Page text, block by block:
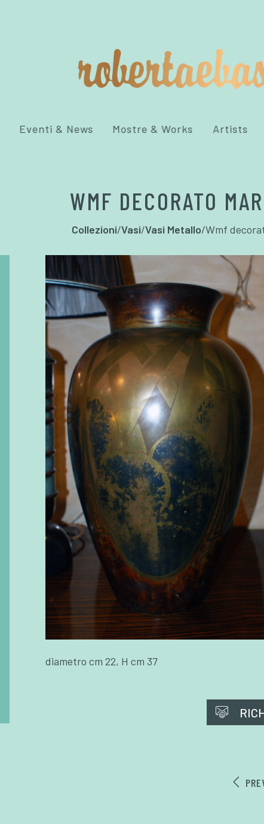
Eventi & News Mostre & Works Artists
WMF DECORATO
Collezioni/Vasi/Vasi Metallo/Wmf
diametro cm 22, H cm 37